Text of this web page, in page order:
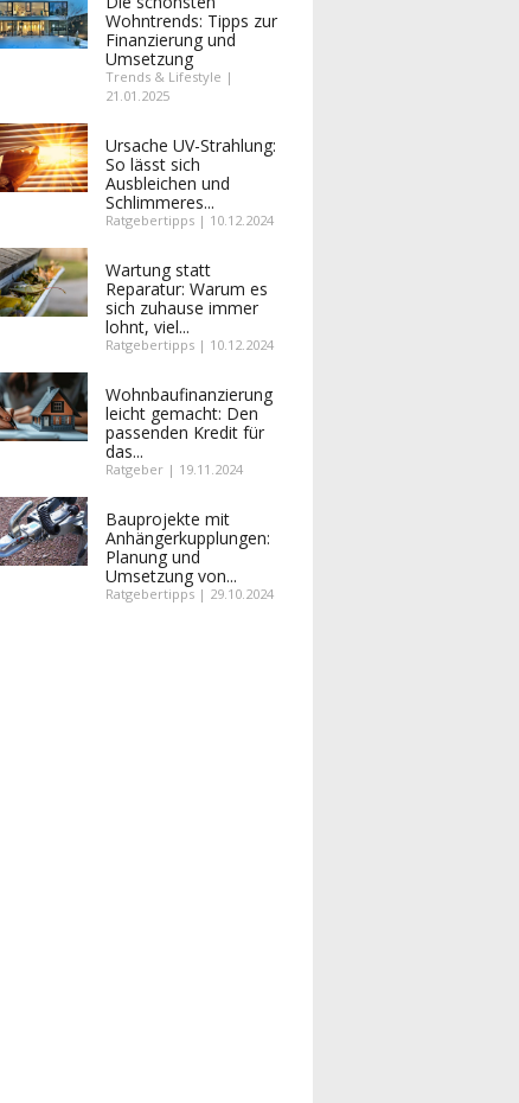
Wohntrends: Tipps zur
Finanzierung und
Umsetzung
Trends & Lifestyle |
21.01.2025
Ursache UV-Strahlung:
So lässt sich
Ausbleichen und
Schlimmeres...
Ratgebertipps | 10.12.2024
Wartung statt
Reparatur: Warum es
sich zuhause immer
lohnt, viel...
Ratgebertipps | 10.12.2024
Wohnbaufinanzierung
leicht gemacht: Den
passenden Kredit für
das...
Ratgeber | 19.11.2024
Bauprojekte mit
Anhängerkupplungen:
Planung und
Umsetzung von...
Ratgebertipps | 29.10.2024